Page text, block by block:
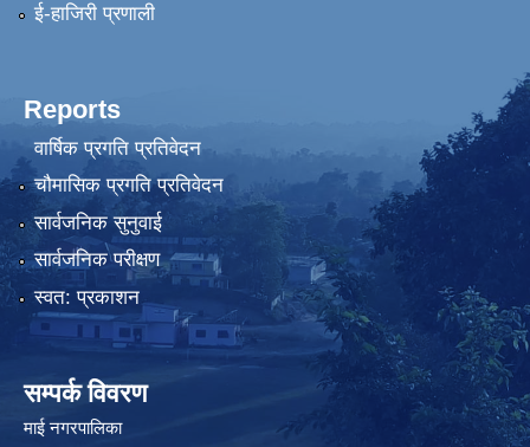
ई-हाजिरी प्रणाली
Reports
वार्षिक प्रगति प्रतिवेदन
चौमासिक प्रगति प्रतिवेदन
सार्वजनिक सुनुवाई
सार्वजनिक परीक्षण
स्वत: प्रकाशन
सम्पर्क विवरण
माई नगरपालिका